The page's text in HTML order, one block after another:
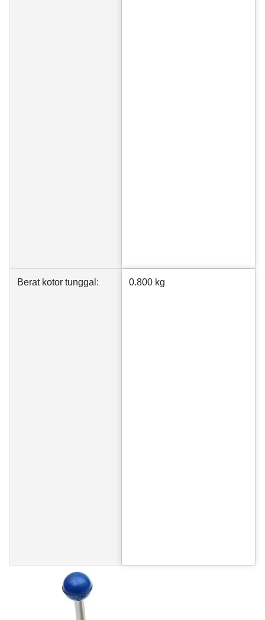
Berat kotor tunggal: 0.800 kg